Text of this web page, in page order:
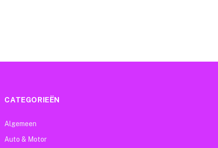
CATEGORIEËN
Algemeen
Auto & Motor